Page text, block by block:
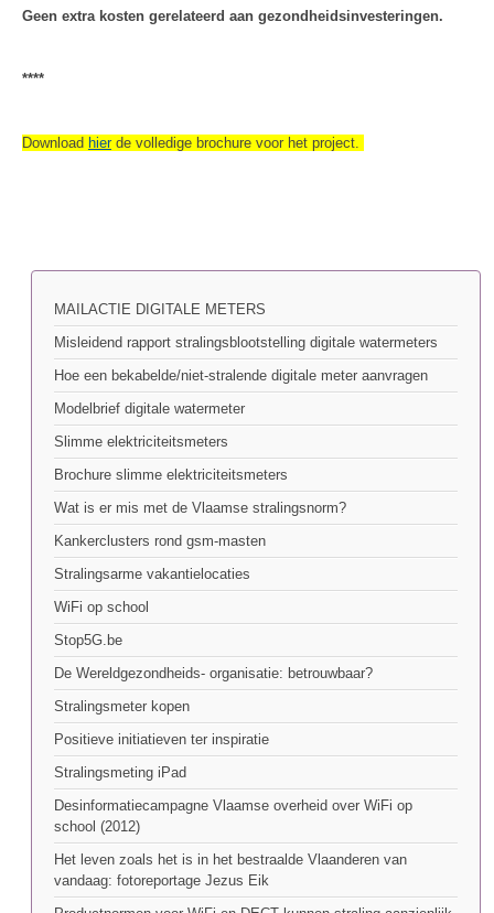
Geen extra kosten gerelateerd aan gezondheidsinvesteringen.
****
Download hierde volledige brochure voor het project.
MAILACTIE DIGITALE METERS
Misleidend rapport stralingsblootstelling digitale watermeters
Hoe een bekabelde/niet-stralende digitale meter aanvragen
Modelbrief digitale watermeter
Slimme elektriciteitsmeters
Brochure slimme elektriciteitsmeters
Wat is er mis met de Vlaamse stralingsnorm?
Kankerclusters rond gsm-masten
Stralingsarme vakantielocaties
WiFi op school
Stop5G.be
De Wereldgezondheids- organisatie: betrouwbaar?
Stralingsmeter kopen
Positieve initiatieven ter inspiratie
Stralingsmeting iPad
Desinformatiecampagne Vlaamse overheid over WiFi op
school (2012)
Het leven zoals het is in het bestraalde Vlaanderen van
vandaag: fotoreportage Jezus Eik